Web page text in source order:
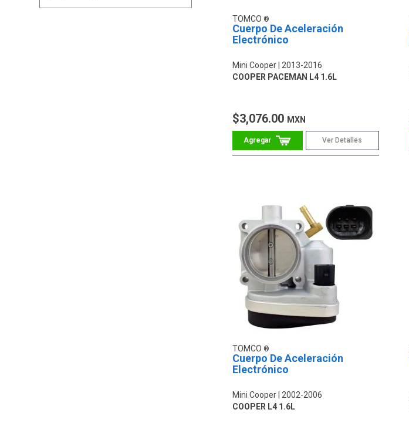
TOMCO
Cuerpo De Aceleración
Electrónico
Mini Cooper 2013-2016
COOPER PACEMAN L4 1.6L
$3,076.00 MXN
Ver Detalles
TOMCO
Cuerpo De Aceleración
Electrónico
Mini Cooper
2002-2006
COOPER L4 1.6L